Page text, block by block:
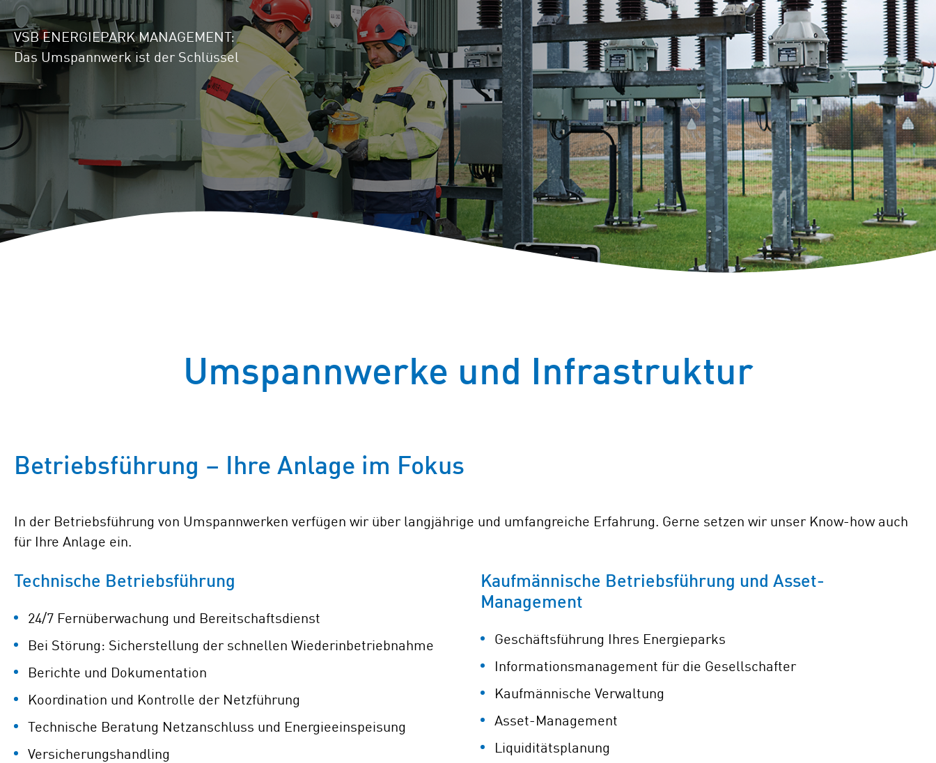
Innovation
Repowering
Batteriespeicherlösungen
ENERGYNIOUS –
Individuelle
Energielösungen
E-Mobility Lösungen
Umspannwerke und Infrastruktur
VSB ENERGIEPARK MANAGEMENT:
Das Umspannwerk ist der Schlüssel
Betriebsführung – Ihre Anlage im Fokus
In der Betriebsführung von Umspannwerken verfügen wir über langjährige und umfangreiche Erfahrung. Gerne setzen wir unser Know-how auch
für Ihre Anlage ein.
Technische Betriebsführung
24/7 Fernüberwachung und Bereitschaftsdienst
Bei Störung: Sicherstellung der schnellen Wiederinbetriebnahme
Berichte und Dokumentation
Koordination und Kontrolle der Netzführung
Technische Beratung Netzanschluss und Energieeinspeisung
Versicherungshandling
Kaufmännische Betriebsführung und Asset-
Management
Geschäftsführung Ihres Energieparks
Informationsmanagement für die Gesellschafter
Kaufmännische Verwaltung
Asset-Management
Liquiditätsplanung